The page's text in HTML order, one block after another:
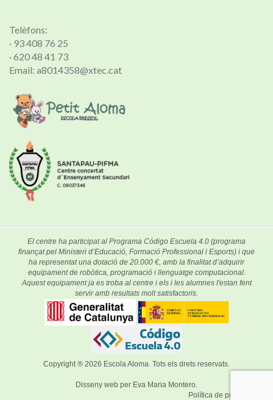
Telèfons:
· 93 408 76 25
· 620 48 41 73
Email: a8014358@xtec.cat
El centre ha participat al Programa Código Escuela 4.0 (programa
finançat pel Ministeri d’Educació, Formació Professional i Esports) i que
ha representat una dotació de 20.000 €, amb la finalitat d’adquirir
equipament de robòtica, programació i llenguatge computacional.
Aquest equipament ja es troba al centre i els i les alumnes l'estan fent
servir amb resultats molt satisfactoris.
Copyright ® 2026 Escola Aloma. Tots els drets reservats.
Disseny web per Eva Maria Montero.
Política de privacitat